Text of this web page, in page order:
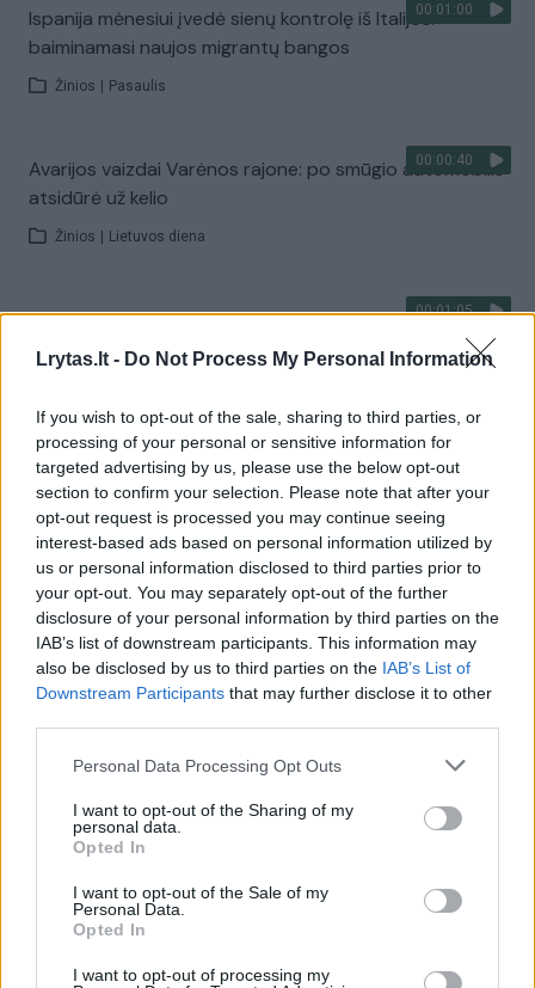
Lrytas.lt - Do Not Process My Personal Information
If you wish to opt-out of the sale, sharing to third parties, or
processing of your personal or sensitive information for
targeted advertising by us, please use the below opt-out
section to confirm your selection. Please note that after your
opt-out request is processed you may continue seeing
interest-based ads based on personal information utilized by
us or personal information disclosed to third parties prior to
your opt-out. You may separately opt-out of the further
disclosure of your personal information by third parties on the
IAB’s list of downstream participants. This information may
also be disclosed by us to third parties on the IAB’s List of
Downstream Participants that may further disclose it to other
Personal Data Processing Opt Outs
I want to opt-out of the Sharing of my
personal data.
Opted In
I want to opt-out of the Sale of my
Personal Data.
Opted In
I want to opt-out of processing my
00:01:00
Ispanija mėnesiui įvedė sienų kontrolę iš Italijos:
baiminamasi naujos migrantų bangos
Žinios Pasaulis
00:00:40
Avarijos vaizdai Varėnos rajone: po smūgio automobilis
atsidūrė už kelio
Žinios Lietuvos diena
00:01:05
Viduržemio jūra pasiekė rekordą: vanduo įkaito iki 33
laipsnių
00:01:20
Politiškai keblus V. Zelenskio vizitas: Serbija žada
stiprinti ryšius su Ukraina
Žinios | Pasaulis
Visi įrašai
Žiūrimiausi įrašai
00:00:30
Vaizdai iš tragiškos avarijos Vilniaus r.: dviejų moterų ir
vaiko gyvybių išgelbėti nepavyko
Žinios Lietuvos diena
Savaitės vidurys nusimato karštas: temperatūra kils iki